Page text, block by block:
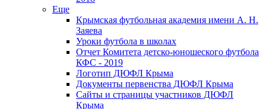
Еще
Крымская футбольная академия имени А. Н.
Заяева
Уроки футбола в школах
Отчет Комитета детско-юношеского футбола
КФС - 2019
Логотип ДЮФЛ Крыма
Документы первенства ДЮФЛ Крыма
Сайты и страницы участников ДЮФЛ
Крыма